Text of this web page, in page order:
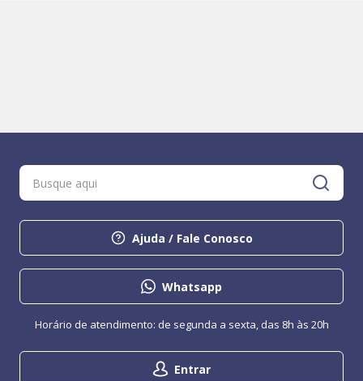
Ajuda / Fale Conosco
Whatsapp
Entrar
Horário de atendimento: de segunda a sexta, das 8h às 20h